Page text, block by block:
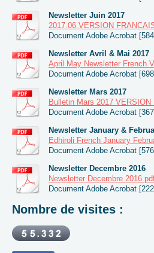
Newsletter Juin 2017
2017.06.VERSION
Document Adobe Acrobat
Newsletter Avril & Mai 2017
April May Newsletter French
Document Adobe Acrobat
Newsletter Mars 2017
Bulletin Mars 2017
Document Adobe Acrobat
Newsletter January &
Edhiroli French January
Document Adobe Acrobat
Newsletter Decembre 2016
Newsletter Decembre
Document Adobe Acrobat
Nombre de visites :